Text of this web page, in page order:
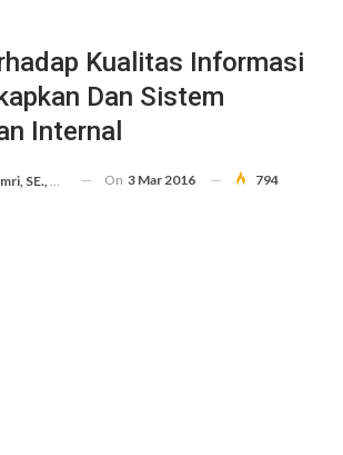
Kualitas Informasi
Dan Sistem
Internal
Ak., M.Si On 3 Mar 2016 794